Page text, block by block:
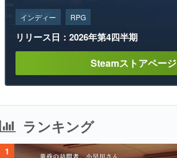
インディー RPG
リリース日：2026年第4四半期
Steamストアページ
ランキング
1